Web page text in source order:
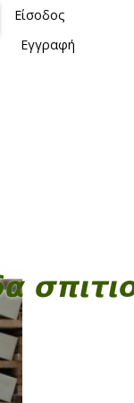
Είσοδος
Εγγραφή